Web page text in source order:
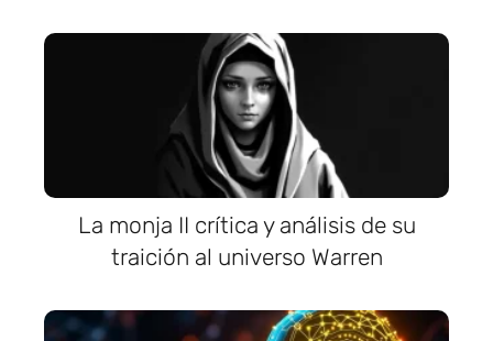
La monja II crítica y análisis de su
traición al universo Warren